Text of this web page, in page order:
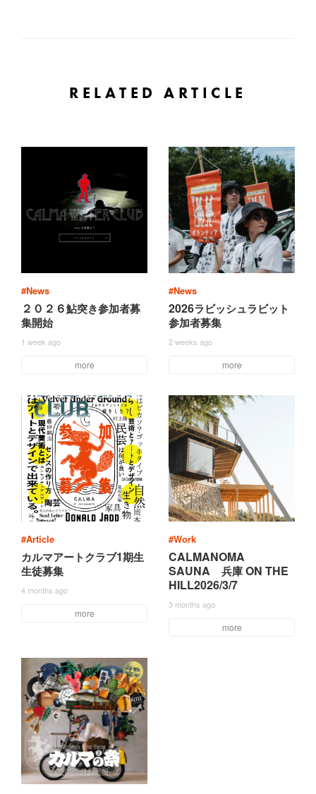
RELATED ARTICLE
#News
２０２６鮎突き参加者募
集開始
1 week ago
more
#News
2026ラビッシュラビッ ト
参加者募集
2 weeks ago
more
#Article
カルマアー トクラブ1期生
生徒募集
4 months ago
more
#Work
CALMANOMA
SAUNA 兵庫ON THE
HILL2026/3/7
3 months ago
more